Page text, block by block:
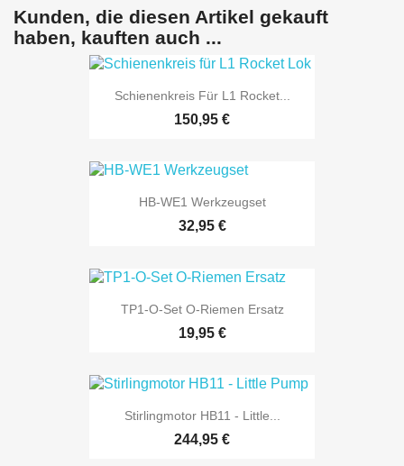
Kunden, die diesen Artikel gekauft
haben, kauften auch ...
Schienenkreis Für L1 Rocket...
150,95 €
HB-WE1 Werkzeugset
32,95 €
TP1-O-Set O-Riemen Ersatz
19,95 €
Stirlingmotor HB11 - Little...
244,95 €